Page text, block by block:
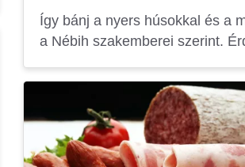
Így bánj a nyers húsokkal és a
a Nébih szakemberei szerint.